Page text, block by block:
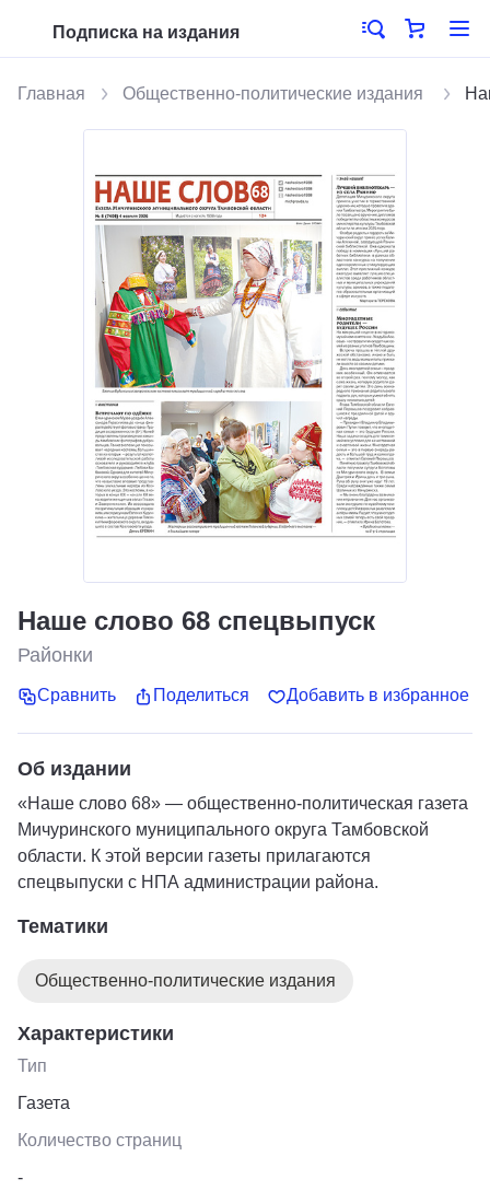
Подписка на издания
Главная Общественно-политические издания
Наше слово 68 спецвыпуск
Районки
Сравнить Поделиться Добавить в избранное
Об издании
«Наше слово 68» — общественно-политическая газета
Мичуринского муниципального округа Тамбовской
области. К этой версии газеты прилагаются
спецвыпуски с НПА администрации района.
Тематики
Общественно-политические издания
Характеристики
Тип
Газета
Количество страниц
-